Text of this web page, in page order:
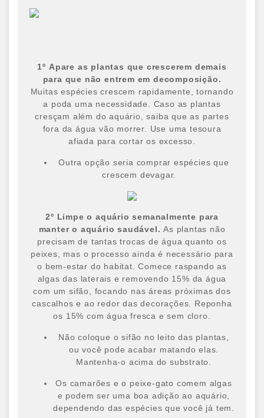
1º Apare as plantas que crescerem demais
para que não entrem em decomposição.
Muitas espécies crescem rapidamente, tornando
a poda uma necessidade. Caso as plantas
cresçam além do aquário, saiba que as partes
fora da água vão morrer. Use uma tesoura
afiada para cortar os excesso.
Outra opção seria comprar espécies que
crescem devagar.
2º Limpe o aquário semanalmente para
manter o aquário saudável.As plantas não
precisam de tantas trocas de água quanto os
peixes, mas o processo ainda é necessário para
o bem-estar do habitat. Comece raspando as
algas das laterais e removendo 15% da água
com um sifão, focando nas áreas próximas dos
cascalhos e ao redor das decorações. Reponha
os 15% com água fresca e sem cloro.
Não coloque o sifão no leito das plantas,
ou você pode acabar matando elas.
Mantenha-o acima do substrato.
Os camarões e o peixe-gato comem algas
e podem ser uma boa adição ao aquário,
dependendo das espécies que você já tem.